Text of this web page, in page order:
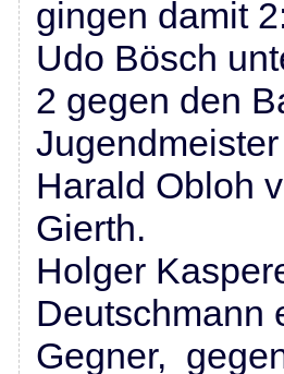
gingen damit
Udo Bösch
2 gegen den
Harald Obloh
Gierth.
Holger
Deutschmann
Gegner,